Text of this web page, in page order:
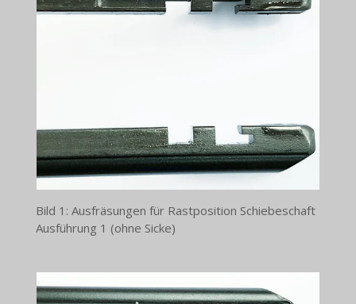
Bild 1: Ausfräsungen für Rastposition Schiebeschaft
Ausführung 1 (ohne Sicke)